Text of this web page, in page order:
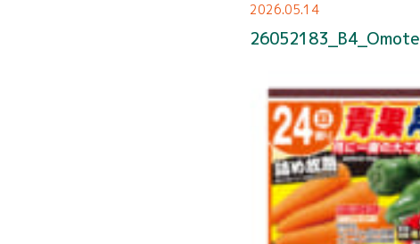
2026.05.14
26052183_B4_Omote